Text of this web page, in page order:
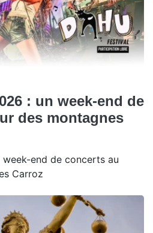
: un week-end de
des montagnes
end de concerts au
Carroz